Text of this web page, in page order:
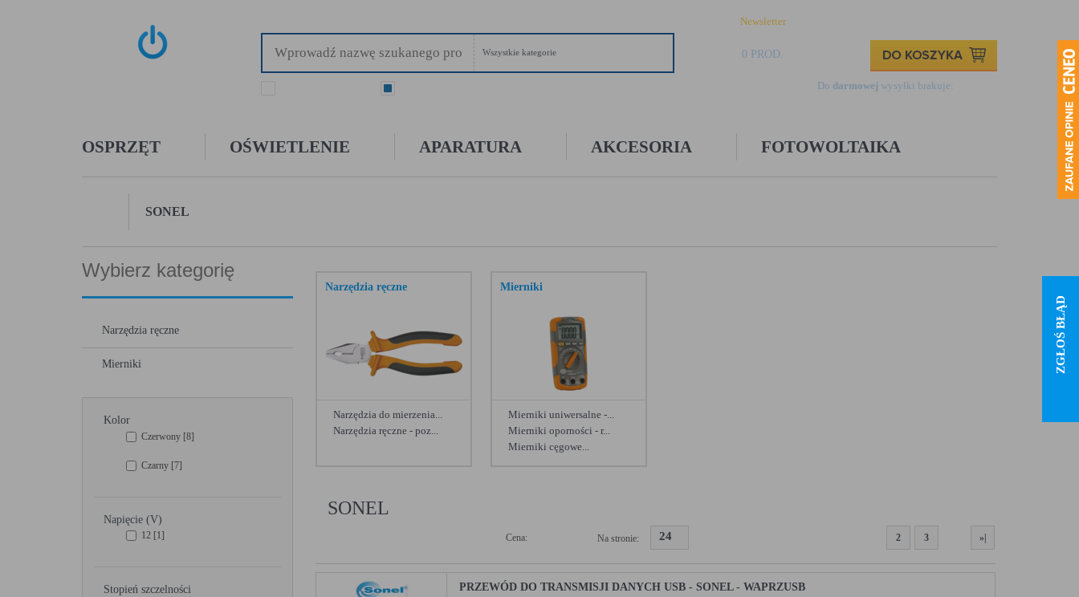
Wszystkie kategorie
Newsletter
0 PROD.
Do darmowej wysyłki brakuje:
OSPRZĘT OŚWIETLENIE APARATURA AKCESORIA FOTOWOLTAIKA
SONEL
Wybierz kategorię
Narzędzia ręczne
Mierniki
Kolor
Czerwony [8]
Czarny [7]
Napięcie (V)
12 [1]
Stopień szczelności
Narzędzia ręczne
Narzędzia do mierzenia...
Narzędzia ręczne - poz...
Mierniki
Mierniki uniwersalne -...
Mierniki oporności - r...
Mierniki cęgowe...
SONEL
2 3 »|
Na stronie: 24
Cena:
PRZEWÓD DO TRANSMISJI DANYCH USB - SONEL - WAPRZUSB
ZGŁOŚ BŁĄD